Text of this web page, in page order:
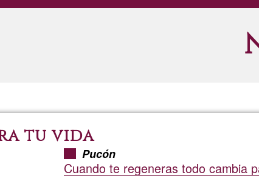
tu vida
Pucón
Cuando te regeneras todo cambia